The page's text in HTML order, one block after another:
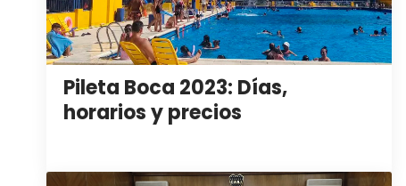
Pileta Boca 2023: Días,
horarios y precios